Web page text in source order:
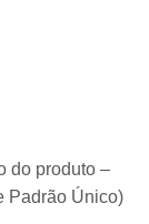
do produto –
Padrão Único)